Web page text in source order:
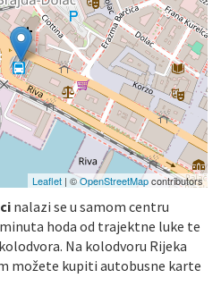
Leaflet | ©OpenStreetMapcontributors
nalazi se u samom centru
hoda od trajektne luke te
Na kolodvoru Rijeka
možete kupiti autobusne karte